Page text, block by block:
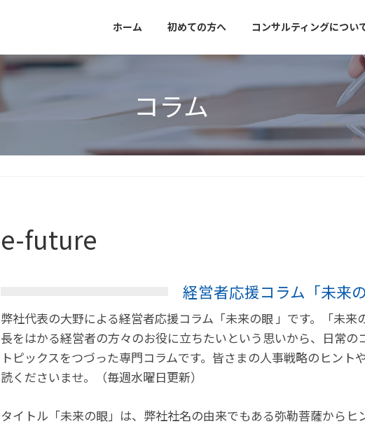
ホーム 初めての方へ コンサルティングについ
コラム
e-future
経営者応援コラム「未来の
弊社代表の大野による経営者応援コラム「未来の眼 」です。「未
長をはかる経営者の方々のお役に立ちたいという思いから、日常の
トピックスをつづった専門コラムです。皆さまの人事戦略のヒント
読くださいませ。（毎週水曜日更新）
タイトル「未来の眼」は、弊社社名の由来でもある弥勒菩薩から